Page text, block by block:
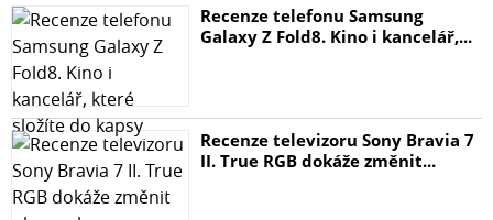
Recenze telefonu Samsung
Galaxy Z Fold8. Kino i kancelář,...
Recenze televizoru Sony Bravia 7
II. True RGB dokáže změnit...